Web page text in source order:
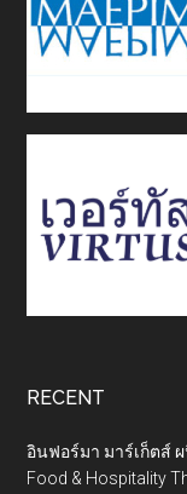
RECENT
อินฟอร์มา มาร์เก็ตส์
Food & Hospitality